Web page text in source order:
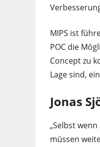
MIPS ist
POC die
Concept zu
Lage sind,
Jonas
„Selbst
müssen